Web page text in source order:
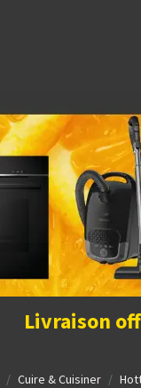
Livraison
Cuire & Cuisiner